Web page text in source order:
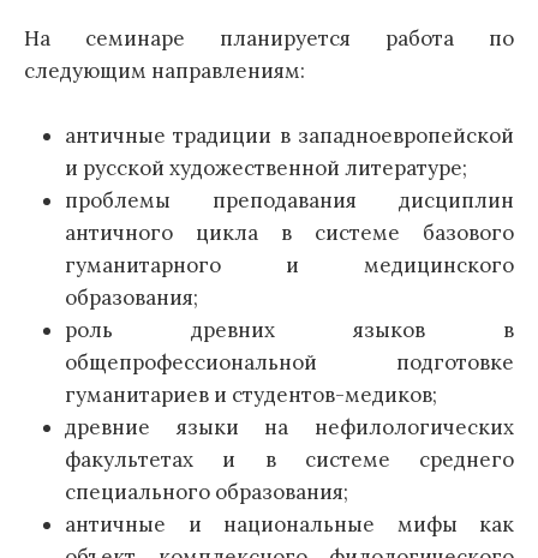
На семинаре планируется работа по
следующим направлениям:
античные традиции в западноевропейской
и русской художественной литературе;
проблемы преподавания дисциплин
античного цикла в системе базового
гуманитарного и медицинского
образования;
роль древних языков в
общепрофессиональной подготовке
гуманитариев и студентов-медиков;
древние языки на нефилологических
факультетах и в системе среднего
специального образования;
античные и национальные мифы как